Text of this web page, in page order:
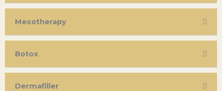
Mesotherapy
Botox
Dermafiller